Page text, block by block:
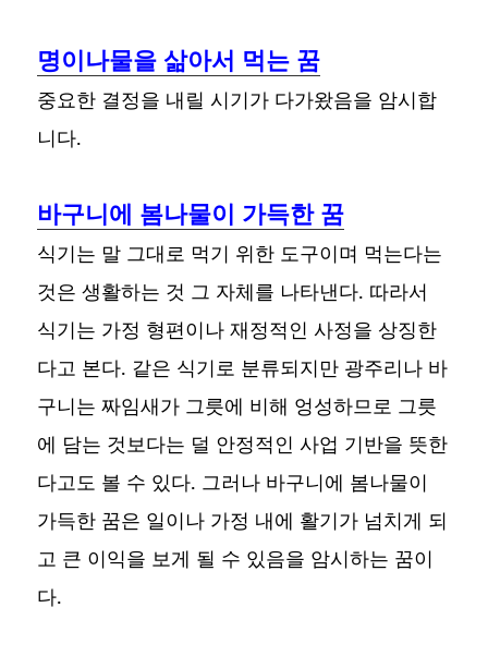
명이나물을 삶아서 먹는 꿈
중요한 결정을 내릴 시기가 다가왔음을 암시합
니다.
바구니에 봄나물이 가득한 꿈
식기는 말 그대로 먹기 위한 도구이며 먹는다는
것은 생활하는 것 그 자체를 나타낸다. 따라서
식기는 가정 형편이나 재정적인 사정을 상징한
다고 본다. 같은 식기로 분류되지만 광주리나 바
구니는 짜임새가 그릇에 비해 엉성하므로 그릇
에 담는 것보다는 덜 안정적인 사업 기반을 뜻한
다고도 볼 수 있다. 그러나 바구니에 봄나물이
가득한 꿈은 일이나 가정 내에 활기가 넘치게 되
고 큰 이익을 보게 될 수 있음을 암시하는 꿈이
다.